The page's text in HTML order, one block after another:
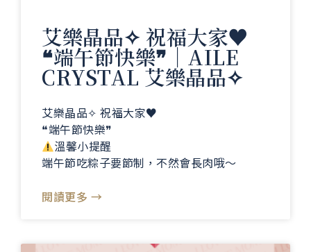
艾樂晶品✧ 祝福大家♥️
❝端午節快樂❞｜AILE
CRYSTAL 艾樂晶品✧
艾樂晶品✧ 祝福大家♥️
❝端午節快樂❞
溫馨小提醒
端午節吃粽子要節制，不然會長肉哦～
閱讀更多 →